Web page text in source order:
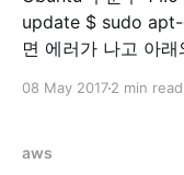
update $ sudo apt-
면 에러가 나고 아
tree Reading
'apt-get -f install'
08 May 20172 min read
aws